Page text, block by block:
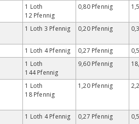
1 Loth
12 Pfennig
0,80 Pfennig
1 Loth 3 Pfennig 0,20 Pfennig
1 Loth 4 Pfennig 0,27 Pfennig
1 Loth
144 Pfennig
9,60 Pfennig
1 Loth
18 Pfennig
1,20 Pfennig
1 Loth 4 Pfennig 0,27 Pfennig